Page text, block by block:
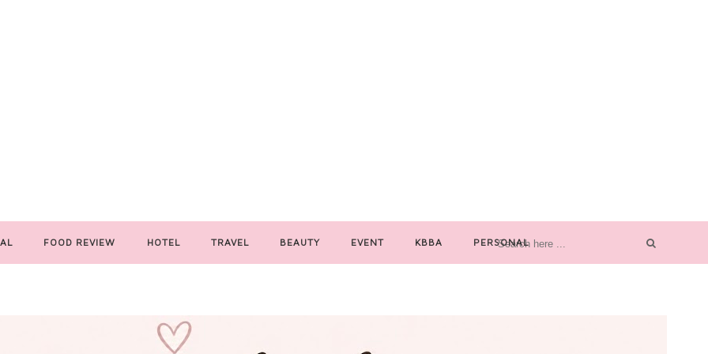
FOOD REVIEW HOTEL TRAVEL BEAUTY EVENT KBBA PERSONAL